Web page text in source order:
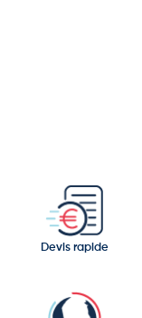
Devis rapide